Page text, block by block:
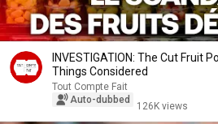
INVESTIGATION: The Cut Fruit
Things Considered
Tout Compte Fait
Auto-dubbed
126K views